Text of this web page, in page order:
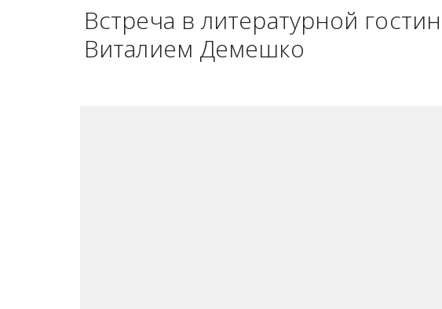
Встреча в литературной
Виталием Демешко